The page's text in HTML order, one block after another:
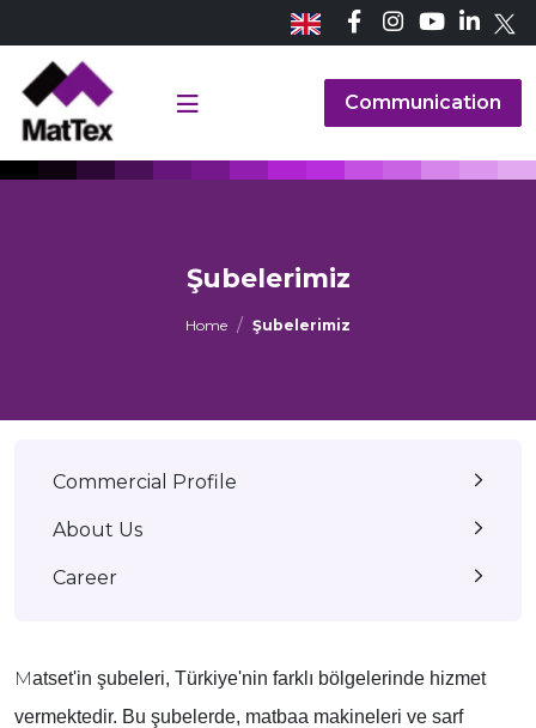
Communication
Şubelerimiz
Home Şubelerimiz
Commercial Profile
About Us
Career
Matset'in şubeleri, Türkiye'nin farklı bölgelerinde hizmet
vermektedir. Bu şubelerde, matbaa makineleri ve sarf